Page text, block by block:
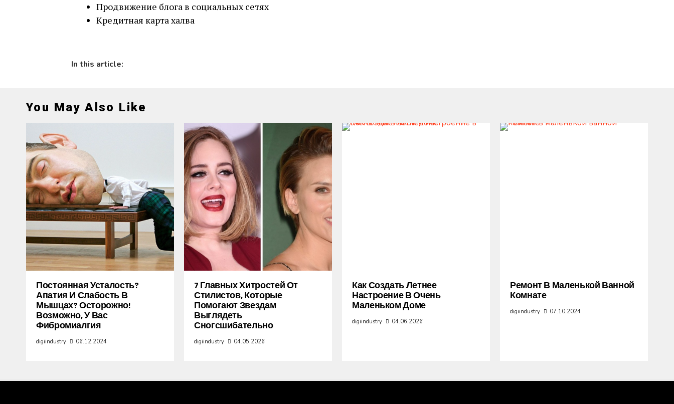
Продвижение блога в социальных сетях
Кредитная карта халва
In this article:
You May Also Like
Постоянная Усталость?
Апатия И Слабость В
Мышцах? Осторожно!
Возможно, У Вас
Фибромиалгия
digiindustry 06.12.2024
7 Главных Хитростей От
Стилистов, Которые
Помогают Звездам
Выглядеть
Сногсшибательно
digiindustry 04.05.2026
Как Создать Летнее
Настроение В Очень
Маленьком Доме
digiindustry 04.06.2026
Ремонт В Маленькой Ванной
Комнате
digiindustry 07.10.2024